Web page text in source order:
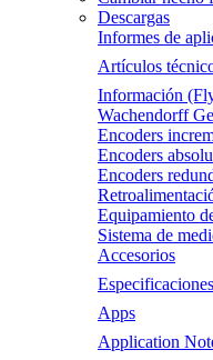
Descargas
Informes de
Artículos
Información
Wachendorff
Encoders
Encoders
Encoders
Equipamiento
Sistema de
Accesorios
Apps
Application